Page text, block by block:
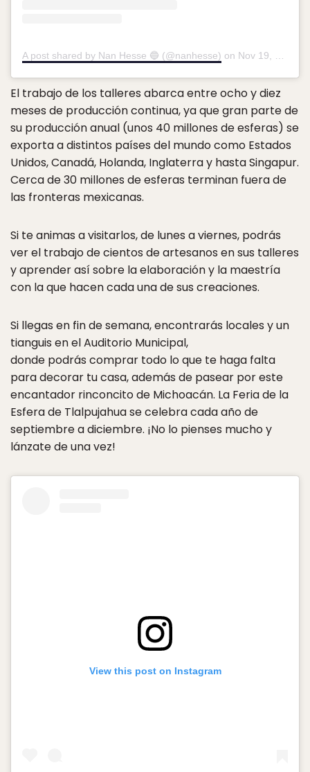
A post shared by Nan Hesse 🔵 (@nanhesse) on Nov 19, 2018 at 8:43am PST
El trabajo de los talleres abarca entre ocho y diez
meses de producción continua, ya que gran parte de
su producción anual (unos 40 millones de esferas) se
exporta a distintos países del mundo como Estados
Unidos, Canadá, Holanda, Inglaterra y hasta Singapur.
Cerca de 30 millones de esferas terminan fuera de
las fronteras mexicanas.
Si te animas a visitarlos, de lunes a viernes, podrás
ver el trabajo de cientos de artesanos en sus talleres
y aprender así sobre la elaboración y la maestría
con la que hacen cada una de sus creaciones.
Si llegas en fin de semana, encontrarás locales y un
tianguis en el Auditorio Municipal,
donde podrás comprar todo lo que te haga falta
para decorar tu casa, además de pasear por este
encantador rinconcito de Michoacán. La Feria de la
Esfera de Tlalpujahua se celebra cada año de
septiembre a diciembre. ¡No lo pienses mucho y
lánzate de una vez!
View this post on Instagram